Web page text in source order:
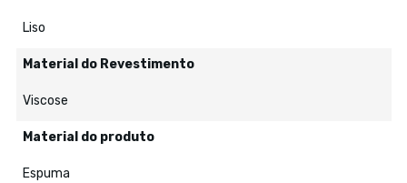
Liso
Material do Revestimento
Viscose
Material do produto
Espuma